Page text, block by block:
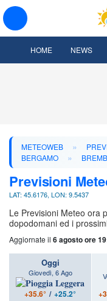
HOME NEWS
METEOWEB »
BERGAMO »
Previsioni
LAT: 45.6176, LON: 9.5437
Le Previsioni Meteo ora
dopodomani ed i
Aggiornate il 6 agosto ore
Oggi
Giovedì, 6 Ago
+35.6° / +25.2°